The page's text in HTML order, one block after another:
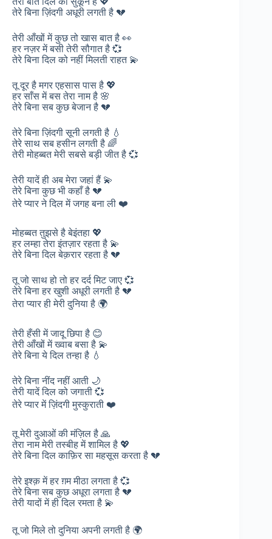
तेरे बिना ज़िंदगी अधूरी लगती है 💔
तेरी आँखों में कुछ तो खास बात है 👀
हर नज़र में बसी तेरी सौगात है 💞
तेरे बिना दिल को नहीं मिलती राहत 💫
तू दूर है मगर एहसास पास है 💖
हर साँस में बस तेरा नाम है 🌸
तेरे बिना सब कुछ बेजान है 💔
तेरे बिना ज़िंदगी सूनी लगती है 💧
तेरे साथ सब हसीन लगती है 🌈
तेरी मोहब्बत मेरी सबसे बड़ी जीत है 💞
तेरी यादें ही अब मेरा जहां हैं 💫
तेरे बिना कुछ भी कहाँ है 💔
तेरे प्यार ने दिल में जगह बना ली ❤️
मोहब्बत तुझसे है बेइंतहा 💖
हर लम्हा तेरा इंतज़ार रहता है 💫
तेरे बिना दिल बेक़रार रहता है 💔
तू जो साथ हो तो हर दर्द मिट जाए 💞
तेरे बिना हर खुशी अधूरी लगती है 💔
तेरा प्यार ही मेरी दुनिया है 🌍
तेरी हँसी में जादू छिपा है 😊
तेरी आँखों में ख्वाब बसा है 💫
तेरे बिना ये दिल तन्हा है 💧
तेरे बिना नींद नहीं आती 🌙
तेरी यादें दिल को जगाती 💞
तेरे प्यार में ज़िंदगी मुस्कुराती ❤️
तू मेरी दुआओं की मंज़िल है 🙏
तेरा नाम मेरी तस्बीह में शामिल है 💖
तेरे बिना दिल काफ़िर सा महसूस करता है 💔
तेरे इश्क़ में हर ग़म मीठा लगता है 💞
तेरे बिना सब कुछ अधूरा लगता है 💔
तेरी यादों में ही दिल रमता है 💫
तू जो मिले तो दुनिया अपनी लगती है 🌍